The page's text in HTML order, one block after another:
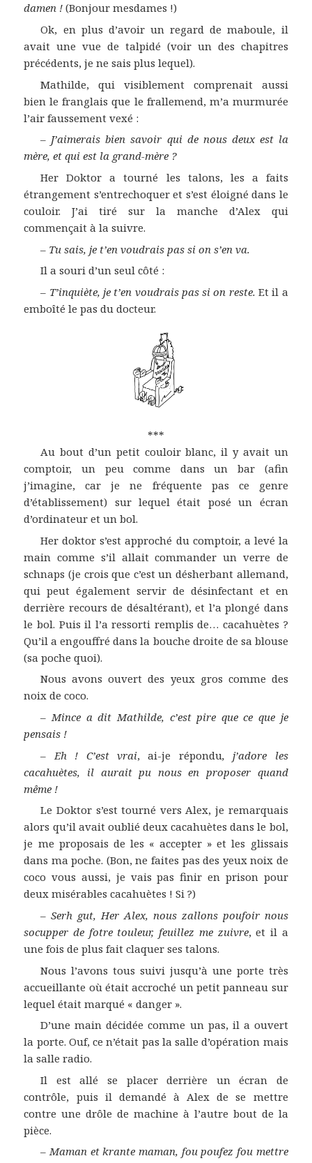
damen ! (Bonjour mesdames !)
Ok, en plus d’avoir un regard de maboule, il
avait une vue de talpidé (voir un des chapitres
précédents, je ne sais plus lequel).
Mathilde, qui visiblement comprenait aussi
bien le franglais que le frallemend, m’a murmurée
l’air faussement vexé :
– J’aimerais bien savoir qui de nous deux est la
mère, et qui est la grand-mère ?
Her Doktor a tourné les talons, les a faits
étrangement s’entrechoquer et s’est éloigné dans le
couloir. J’ai tiré sur la manche d’Alex qui
commençait à la suivre.
– Tu sais, je t’en voudrais pas si on s’en va.
Il a souri d’un seul côté :
– T’inquiète, je t’en voudrais pas si on reste. Et il a
emboîté le pas du docteur.
***
Au bout d’un petit couloir blanc, il y avait un
comptoir, un peu comme dans un bar (afin
j’imagine, car je ne fréquente pas ce genre
d’établissement) sur lequel était posé un écran
d’ordinateur et un bol.
Her doktor s’est approché du comptoir, a levé la
main comme s’il allait commander un verre de
schnaps (je crois que c’est un désherbant allemand,
qui peut également servir de désinfectant et en
derrière recours de désaltérant), et l’a plongé dans
le bol. Puis il l’a ressorti remplis de… cacahuètes ?
Qu’il a engouffré dans la bouche droite de sa blouse
(sa poche quoi).
Nous avons ouvert des yeux gros comme des
noix de coco.
– Mince a dit Mathilde, c’est pire que ce que je
pensais !
– Eh ! C’est vrai, ai-je répondu, j’adore les
cacahuètes, il aurait pu nous en proposer quand
même !
Le Doktor s’est tourné vers Alex, je remarquais
alors qu’il avait oublié deux cacahuètes dans le bol,
je me proposais de les « accepter » et les glissais
dans ma poche. (Bon, ne faites pas des yeux noix de
coco vous aussi, je vais pas finir en prison pour
deux misérables cacahuètes ! Si ?)
–Serh gut, Her Alex, nous zallons poufoir nous
socupper de fotre touleur, feuillez me zuivre, et il a
une fois de plus fait claquer ses talons.
Nous l’avons tous suivi jusqu’à une porte très
accueillante où était accroché un petit panneau sur
lequel était marqué « danger ».
D’une main décidée comme un pas, il a ouvert
la porte. Ouf, ce n’était pas la salle d’opération mais
la salle radio.
Il est allé se placer derrière un écran de
contrôle, puis il demandé à Alex de se mettre
contre une drôle de machine à l’autre bout de la
pièce.
–Maman et krante maman, fou poufez fou mettre